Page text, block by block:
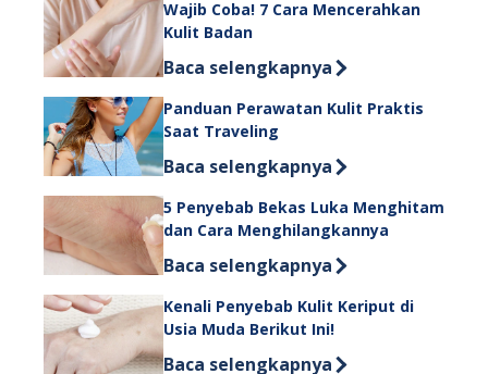
Wajib Coba! 7 Cara Mencerahkan
Kulit Badan
Discover more about Wajib Coba! 7
Baca selengkapnya
Panduan Perawatan Kulit Praktis
Saat Traveling
Discover more about Panduan
Baca selengkapnya
5 Penyebab Bekas Luka Menghitam
dan Cara Menghilangkannya
Discover more about 5 Penyebab
Baca selengkapnya
Kenali Penyebab Kulit Keriput di
Usia Muda Berikut Ini!
Discover more about Kenali
Baca selengkapnya